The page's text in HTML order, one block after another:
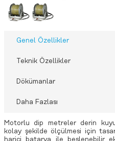
Genel Özellikler
Teknik Özellikler
Dökümanlar
Daha Fazlası
Motorlu dip metreler derin
kolay şekilde ölçülmesi için